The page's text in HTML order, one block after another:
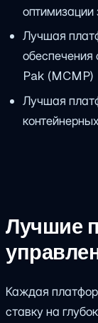
Лучшая
обеспечения
Pak (MCMP)
Лучшая
Лучшие
Каждая
ставку на